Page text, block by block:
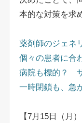
本的な対策を求
薬剤師のジェネ
個々の患者に合
病院も標的？
一時閉鎖も、急
【7月15日（月）